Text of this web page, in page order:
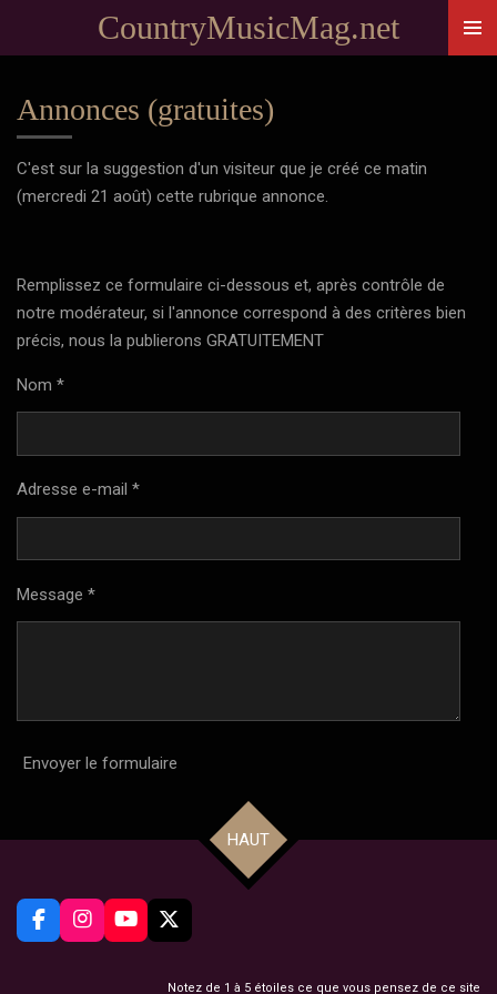
au
principal
CountryMusicMag.net
Annonces (gratuites)
C'est sur la suggestion d'un visiteur que je créé ce matin
(mercredi 21 août) cette rubrique annonce.
Remplissez ce formulaire ci-dessous et, après contrôle de
notre modérateur, si l'annonce correspond à des critères bien
précis, nous la publierons GRATUITEMENT
Nom *
Adresse e-mail *
Message *
Envoyer le formulaire
HAUT
F
a
I
n
Y
o
X
Notez de 1 à 5 étoiles ce que vous pensez de ce site